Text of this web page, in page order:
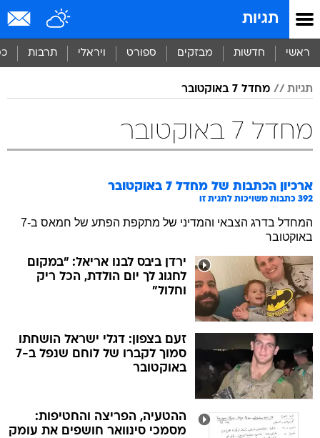
תגיות
ראשי חדשות מבזקים ספורט ויראלי תרבות
תגיות מחדל 7 באוקטובר
מחדל 7 באוקטובר
ארכיון הכתבות של מחדל 7 באוקטובר
392 כתבות משויכות לתגית זו
המחדל בדרג הצבאי והמדיני של מתקפת הפתע של חמאס ב-7
באוקטובר
ירדן ביבס לבנו אריאל: "במקום
לחגוג לך יום הולדת, הכל ריק
וחלול"
זעם בצפון: דגלי ישראל הושחתו
סמוך לקברו של לוחם שנפל ב-7
באוקטובר
ההטעיה, הפריצה והחטיפות:
מסמכי סינוואר חושפים את עומק